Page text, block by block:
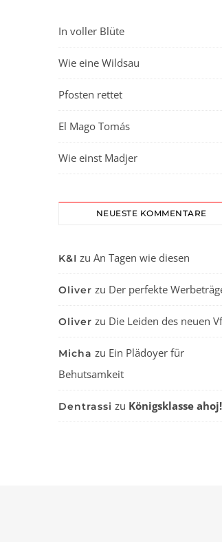
In voller Blüte
Wie eine Wildsau
Pfosten rettet
El Mago Tomás
Wie einst Madjer
NEUESTE KOMMENTARE
K&I zu An Tagen wie diesen
Oliver zu Der perfekte
Oliver zu Die Leiden des neuen
Micha zu Ein Plädoyer für
Behutsamkeit
Dentrassi zu Königsklasse ahoj!